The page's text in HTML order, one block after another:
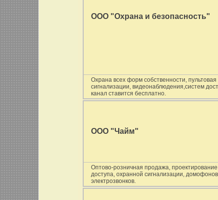
ООО "Охрана и безопасность"
Охрана всех форм собственности,
сигнализации, видеонаблюдения,систем
канал ставится бесплатно.
ООО "Чайм"
Оптово-розничная продажа,
доступа, охранной сигнализации,
электрозвонков.